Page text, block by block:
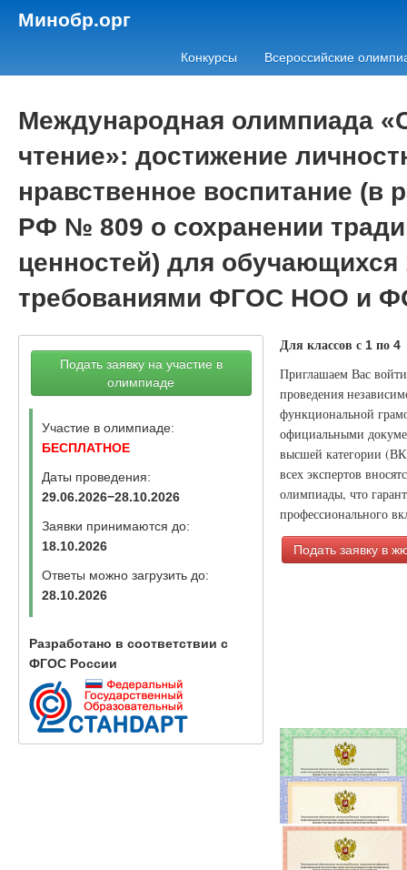
Минобр.орг
Конкурсы Всероссийские
Международная олимпиада
чтение»: достижение
нравственное воспитание (в
РФ № 809 о сохранении
ценностей) для обучающихся
требованиями ФГОС НОО и
Подать заявку на участие в
олимпиаде
Участие в олимпиаде:
БЕСПЛАТНОЕ
Даты проведения:
29.06.2026−28.10.2026
Заявки принимаются до:
18.10.2026
Ответы можно загрузить до:
28.10.2026
Разработано в соответствии с
ФГОС России
Для классов с 1по 4
Приглашаем Вас
проведения
функциональной
официальными
высшей категории
всех экспертов
олимпиады, что
профессионального
Подать заявку в